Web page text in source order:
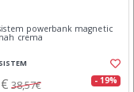
powerbank magnetic
crema
38,57€ - 19%